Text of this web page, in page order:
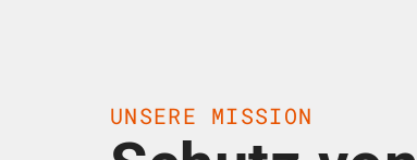
UNSERE MISSION